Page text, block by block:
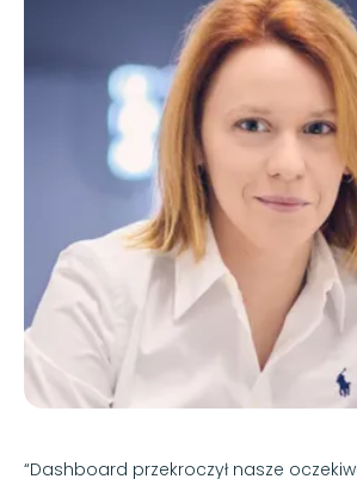
“Dashboard przekroczył nasze